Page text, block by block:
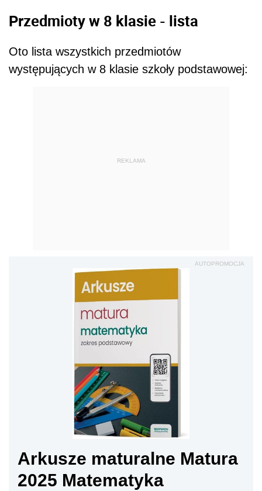
Przedmioty w 8 klasie - lista
Oto lista wszystkich przedmiotów
występujących w 8 klasie szkoły podstawowej:
REKLAMA
AUTOPROMOCJA
Arkusze maturalne Matura
2025 Matematyka